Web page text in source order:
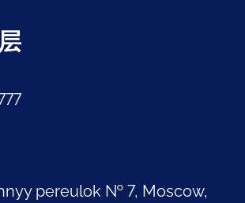
pereulok № 7, Moscow,